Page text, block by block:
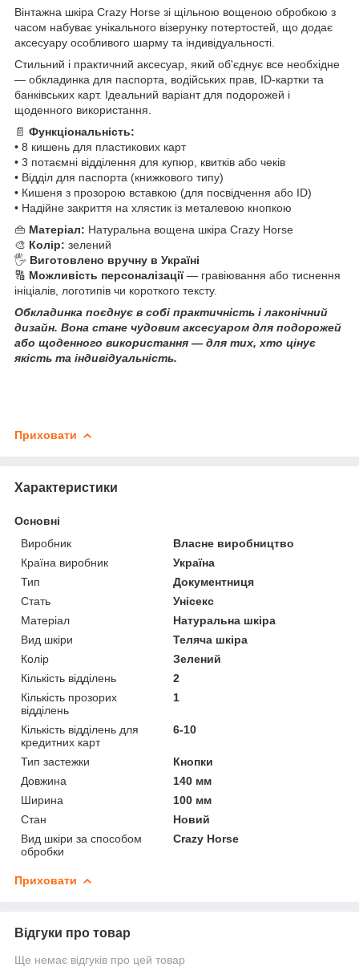
Вінтажна шкіра Crazy Horse зі щільною вощеною обробкою з
часом набуває унікального візерунку потертостей, що додає
аксесуару особливого шарму та індивідуальності.
Стильний і практичний аксесуар, який об'єднує все необхідне
— обкладинка для паспорта, водійських прав, ID-картки та
банківських карт. Ідеальний варіант для подорожей і
щоденного використання.
📄 Функціональність:
• 8 кишень для пластикових карт
• 3 потаємні відділення для купюр, квитків або чеків
• Відділ для паспорта (книжкового типу)
• Кишеня з прозорою вставкою (для посвідчення або ID)
• Надійне закриття на хлястик із металевою кнопкою
👜 Матеріал: Натуральна вощена шкіра Crazy Horse
🎨 Колір: зелений
🖐 Виготовлено вручну в Україні
🔠 Можливість персоналізації— гравіювання або тиснення
ініціалів, логотипів чи короткого тексту.
Обкладинка поєднує в собі практичність і лаконічний
дизайн. Вона стане чудовим аксесуаром для подорожей
або щоденного використання — для тих, хто цінує
якість та індивідуальність.
Приховати
Характеристики
Основні
Виробник
Власне виробництво
Країна виробник
Україна
Тип
Документниця
Стать
Унісекс
Матеріал
Натуральна шкіра
Вид шкіри
Теляча шкіра
Колір
Зелений
Кількість відділень
2
Кількість прозорих
відділень
1
Кількість відділень для
кредитних карт
6-10
Тип застежки
Кнопки
Довжина
140 мм
Ширина
100 мм
Стан
Новий
Вид шкіри за способом
обробки
Crazy Horse
Приховати
Відгуки про товар
Ще немає відгуків про цей товар